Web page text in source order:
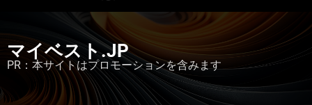
マイベスト.JP
PR：本サイトはプロモーションを含みます